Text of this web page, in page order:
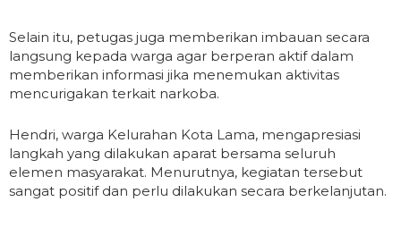
Selain itu, petugas juga memberikan imbauan secara
langsung kepada warga agar berperan aktif dalam
memberikan informasi jika menemukan aktivitas
mencurigakan terkait narkoba.
Hendri, warga Kelurahan Kota Lama, mengapresiasi
langkah yang dilakukan aparat bersama seluruh
elemen masyarakat. Menurutnya, kegiatan tersebut
sangat positif dan perlu dilakukan secara berkelanjutan.